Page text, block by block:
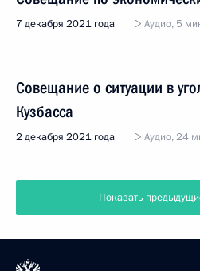
7 декабря 2021 года Аудио, 5
Совещание о ситуации в
Кузбасса
2 декабря 2021 года Аудио, 24
Показать